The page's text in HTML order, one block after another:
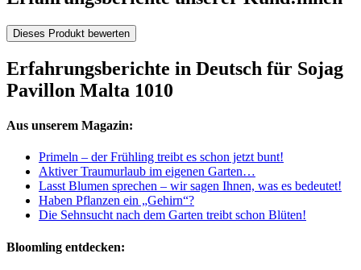
Dieses Produkt bewerten
Erfahrungsberichte in Deutsch für Sojag
Pavillon Malta 1010
Aus unserem Magazin:
Primeln – der Frühling treibt es schon jetzt bunt!
Aktiver Traumurlaub im eigenen Garten…
Lasst Blumen sprechen – wir sagen Ihnen, was es bedeutet!
Haben Pflanzen ein „Gehirn“?
Die Sehnsucht nach dem Garten treibt schon Blüten!
Bloomling entdecken: